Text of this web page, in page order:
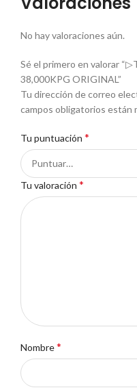
No hay valoraciones aún.
Sé el primero en valorar
38,000KPG ORIGINAL”
Tu dirección de correo
campos obligatorios están
Tu puntuación *
Tu valoración *
Nombre*